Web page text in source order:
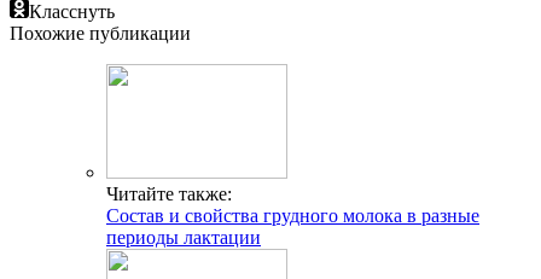
Класснуть
Похожие публикации
Читайте также:
Состав и свойства грудного молока в разные
периоды лактации